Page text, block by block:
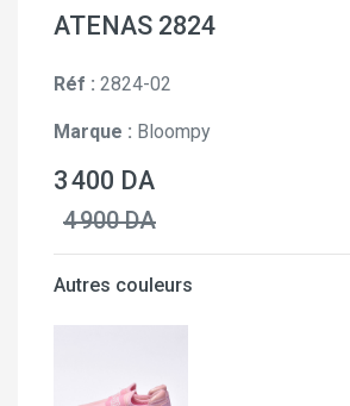
ATENAS 2824
Réf : 2824-02
Marque : Bloompy
3 400 DA
4 900 DA
Autres couleurs